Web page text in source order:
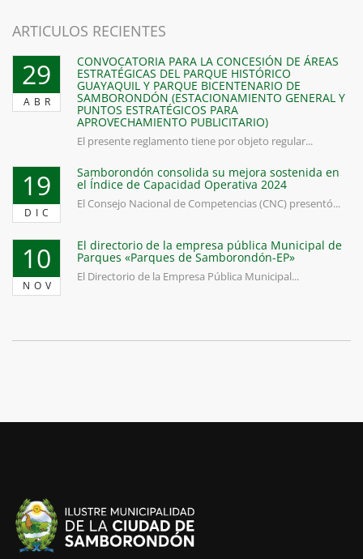
ARTICULOS RECIENTES
29
ABR
CONVOCATORIA PARA LA CONCESIÓN DE ÁREAS
ESTRATÉGICAS DEL PARQUE HISTÓRICO
GUAYAQUIL Y PARQUE BICENTENARIO DE
SAMBORONDÓN (ESTACIONAMIENTO GENERAL Y
PUNTOS ESTRATÉGICOS PARA
APROVECHAMIENTO PUBLICITARIO)
El presente reglamento tiene por objeto regular...
19
DIC
Samborondón consolida su mejora sostenida en
el Índice de Capacidad Operativa 2024
El Consejo Nacional de Competencias (CNC) presentó...
10
NOV
El directorio de la empresa pública Municipal de
Parques «Parques de Samborondón-EP»
El Directorio de la Empresa Pública Municipal...